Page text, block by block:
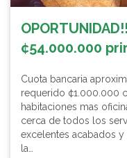
¢54.000.000
Cuota bancaria
requerido ¢1.000.000
habitaciones mas
cerca de todos los
excelentes acabados
la…